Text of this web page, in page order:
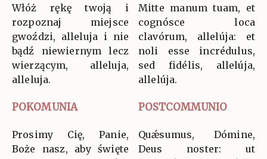
Włóż rękę twoją i
rozpoznaj miejsce
gwoździ, alleluja i nie
bądź niewiernym lecz
wierzącym, alleluja,
alleluja.
Mitte manum tuam, et
cognósce loca
clavórum, allelúja: et
noli esse incrédulus,
sed fidélis, allelúja,
allelúja.
POKOMUNIA POSTCOMMUNIO
Prosimy Cię, Panie,
Boże nasz, aby święte
Quǽsumus, Dómine,
Deus noster: ut